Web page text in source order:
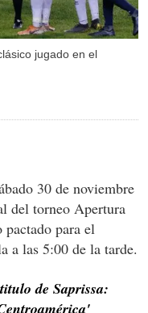
jugado en el
30 de noviembre
del torneo Apertura
para el
a las 5:00 de la tarde.
de Saprissa: